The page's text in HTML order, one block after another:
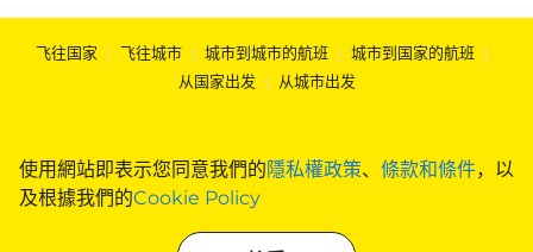
使用網站即表示您同意我們的隱私權政策、 條款和條件，以
及根據我們的Cookie Policy
飞往国家 | 飞往城市 | 城市到城市的航班 | 城市到国家的航班 |
从国家出发 | 从城市出发